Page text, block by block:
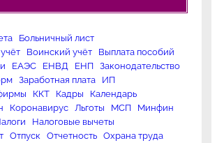
Больничный лист
Воинский учёт
Выплата пособий
ЕАЭС ЕНВД ЕНП
Законодательство
Заработная плата
ИП
ККТ Кадры
Календарь
Коронавирус Льготы МСП
Минфин
Налоговые вычеты
Отпуск Отчетность
Охрана труда